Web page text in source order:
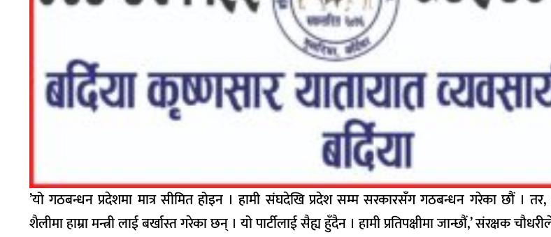
’यो गठबन्धन प्रदेशमा मात्र सीमित होइन । हामी संघदेखि प्रदेश सम्म सरकारसँग गठबन्धन गरेका छौं ।
शैलीमा हाम्रा मन्त्री लाई बर्खास्त गरेका छन् । यो पार्टीलाई सैह्य हुँदैन । हामी प्रतिपक्षीमा जान्छौं,’ संरक्षक